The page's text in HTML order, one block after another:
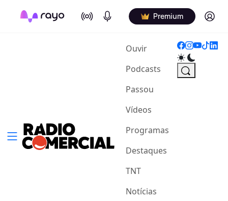
On Air Podcasts Premium Log in
Ouvir(current)
Podcasts
Passou
Vídeos
Programas
Destaques
TNT
Notícias